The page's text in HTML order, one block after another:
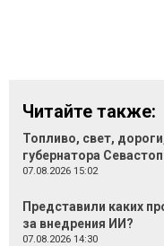
Читайте также:
Топливо, свет,
губернатора
07.08.2026 15:02
Представили каких
за внедрения ИИ?
07.08.2026 14:30